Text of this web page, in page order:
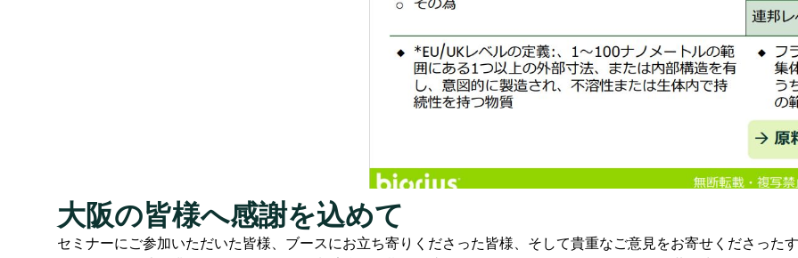
大阪の皆様へ感謝を込めて
セミナーにご参加いただいた皆様、ブースにお立ち寄りくださった皆様、そして貴重なご意見をお寄せくださった